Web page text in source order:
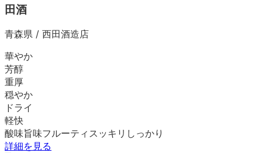
田酒
青森県 / 西田酒造店
華やか
芳醇
重厚
穏やか
ドライ
軽快
酸味旨味フルーティ スッキリ しっかり
詳細を見る